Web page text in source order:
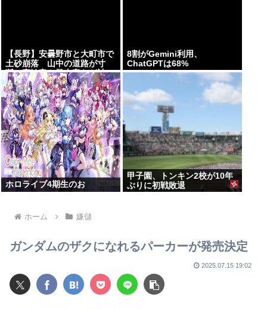
【長野】安曇野市と大町市で
土砂崩落 山中の道路が寸
断 宿泊客や登山客など計
400人近くが孤立か 土石流
で橋が流されたとの情報も
8割がGemini利用、
ChatGPTは68%
ホロライブ4期生のお
甲子園、トンキン2校が10年
ぶりに初戦敗退
ホーム 嫌儲
ガンダムのザクになれるパーカーが発売決定
2025.07.15 19:02